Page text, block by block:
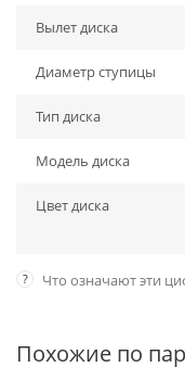
Вылет диска
Диаметр ступицы
Тип диска
Модель диска
Цвет диска
? Что означают эти
Похожие по